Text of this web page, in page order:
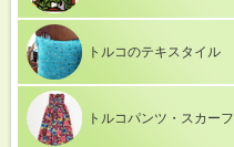
トルコのテキスタイル
トルコパンツ・スカーフ